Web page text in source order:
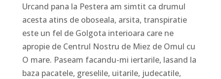
Urcand pana la Pestera am simtit ca drumul
acesta atins de oboseala, arsita, transpiratie
este un fel de Golgota interioara care ne
apropie de Centrul Nostru de Miez de Omul cu
O mare. Paseam facandu-mi iertarile, lasand la
baza pacatele, greselile, uitarile, judecatile,